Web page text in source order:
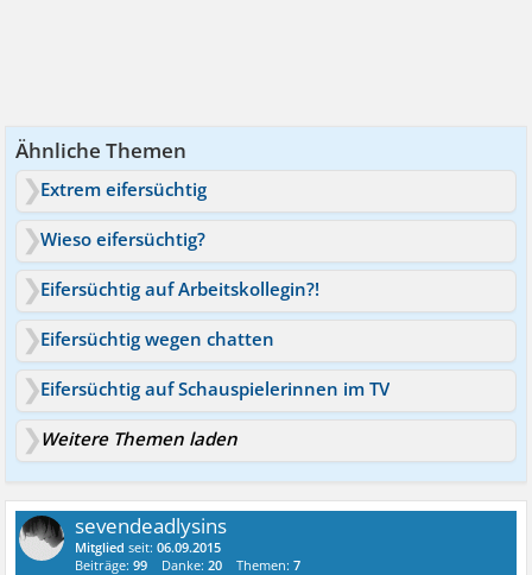
Ähnliche Themen
Extrem eifersüchtig
Wieso eifersüchtig?
Eifersüchtig auf Arbeitskollegin?!
Eifersüchtig wegen chatten
Eifersüchtig auf Schauspielerinnen im TV
Weitere Themen laden
sevendeadlysins
Mitglied seit:06.09.2015
Beiträge:99 Danke:20 Themen:7